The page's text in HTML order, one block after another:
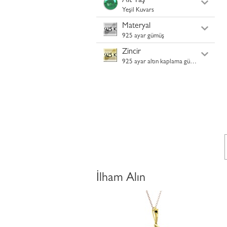
Yeşil Kuvars
Materyal
925 ayar gümüş
Zincir
925 ayar altın kaplama gümüş
İlham Alın